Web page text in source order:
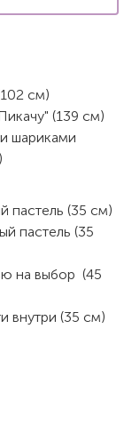
см)
(139 см)
шариками
пастель (35 см)
пастель (35
на выбор (45
внутри (35 см)